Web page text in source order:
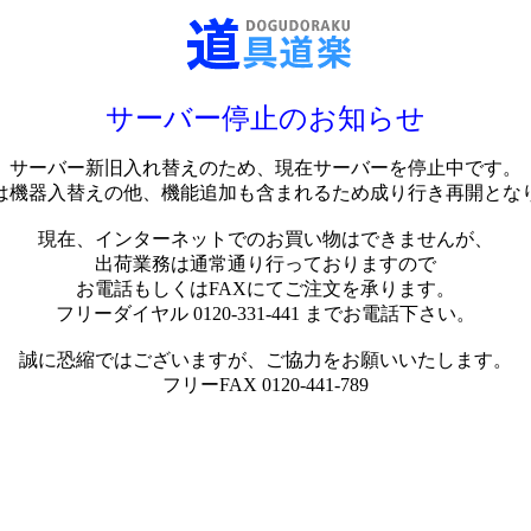
サーバー停止のお知らせ
サーバー新旧入れ替えのため、現在サーバーを停止中です。
機器入替えの他、機能追加も含まれるため成り行き再開とな
現在、インターネットでのお買い物はできませんが、
出荷業務は通常通り行っておりますので
お電話もしくはFAXにてご注文を承ります。
フリーダイヤル 0120-331-441 までお電話下さい。
誠に恐縮ではございますが、ご協力をお願いいたします。
フリーFAX 0120-441-789